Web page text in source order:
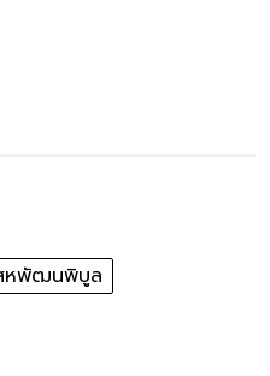
หพัฒนพิบูล